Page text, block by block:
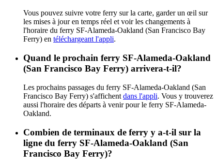
Vous pouvez suivre votre ferry sur la carte, garder un œil sur
les mises à jour en temps réel et voir les changements à
l'horaire du ferry SF-Alameda-Oakland (San Francisco Bay
Ferry) en téléchargeant l'appli.
Quand le prochain ferry SF-Alameda-Oakland
(San Francisco Bay Ferry) arrivera-t-il?
Les prochains passages du ferry SF-Alameda-Oakland (San
Francisco Bay Ferry) s'affichent dans l'appli. Vous y trouverez
aussi l'horaire des départs à venir pour le ferry SF-Alameda-
Oakland.
Combien de terminaux de ferry y a-t-il sur la
ligne du ferry SF-Alameda-Oakland (San
Francisco Bay Ferry)?